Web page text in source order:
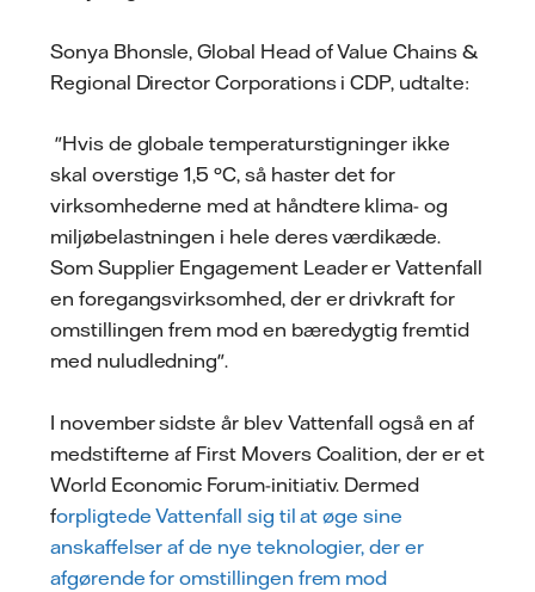
Sonya Bhonsle, Global Head of Value Chains &
Regional Director Corporations i CDP, udtalte:
"Hvis de globale temperaturstigninger ikke
skal overstige 1,5 °C, så haster det for
virksomhederne med at håndtere klima- og
miljøbelastningen i hele deres værdikæde.
Som Supplier Engagement Leader er Vattenfall
en foregangsvirksomhed, der er drivkraft for
omstillingen frem mod en bæredygtig fremtid
med nuludledning".
I november sidste år blev Vattenfall også en af
medstifterne af First Movers Coalition, der er et
World Economic Forum-initiativ. Dermed
forpligtede Vattenfall sig til at øge sine
anskaffelser af de nye teknologier, der er
afgørende for omstillingen frem mod